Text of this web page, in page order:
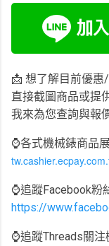
📩 想了解目前優惠
直接截圖商品或提
我來為您查詢與報
⌚️各式機械錶商品
⌚️追蹤Facebook粉
https://
⌚️追蹤Threads關